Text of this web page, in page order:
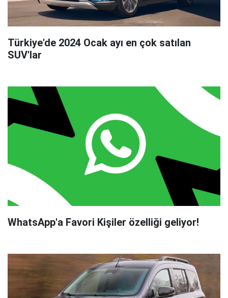
Türkiye'de 2024 Ocak ayı en çok satılan
SUV'lar
WhatsApp'a Favori Kişiler özelliği geliyor!